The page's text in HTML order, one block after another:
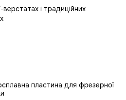
і традиційних
пластина для фрезерної